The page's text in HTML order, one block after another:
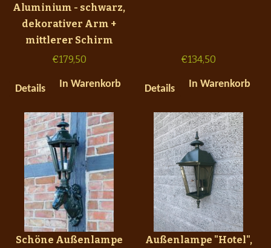
Aluminium - schwarz,
dekorativer Arm +
mittlerer Schirm
€179,50
Details In Warenkorb
€134,50
Details In Warenkorb
Schöne Außenlampe
Außenlampe "Hotel",